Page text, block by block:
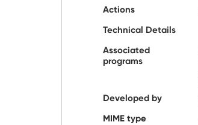
Actions
Technical Details
Associated
programs
Developed by
MIME type